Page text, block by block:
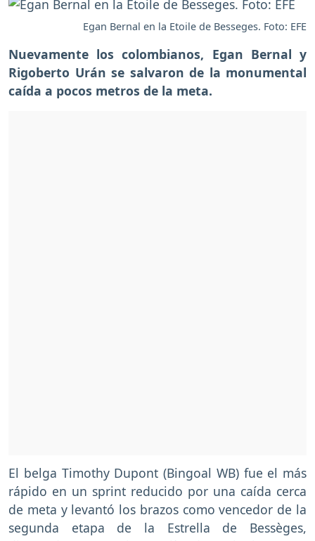
Egan Bernal en la Etoile de Besseges. Foto: EFE
Nuevamente los colombianos, Egan Bernal y
Rigoberto Urán se salvaron de la monumental
caída a pocos metros de la meta.
El belga Timothy Dupont (Bingoal WB) fue el más
rápido en un sprint reducido por una caída cerca
de meta y levantó los brazos como vencedor de la
segunda etapa de la Estrella de Bessèges,